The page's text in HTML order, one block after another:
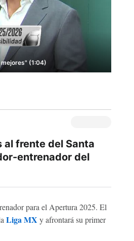
(1:04)
al frente del Santa
entrenador del
para el Apertura 2025. El
Liga MX y afrontará su primer